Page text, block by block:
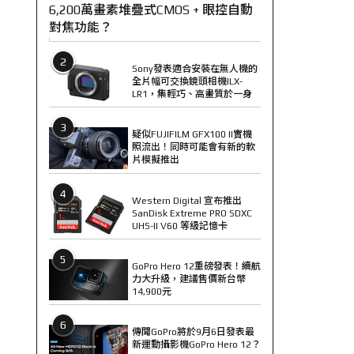
6,200萬畫素堆疊式CMOS + 眼控自動
對焦功能？
2
Sony發表適合安裝在無人機的
全片幅可交換鏡頭相機ILX-
LR1，集輕巧、高畫質於一身
3
疑似FUJIFILM GFX100 II實機
照流出！同時可能會有新的軟
片模擬推出
4
Western Digital 宣布推出
SanDisk Extreme PRO SDXC
UHS-II V60 等級記憶卡
5
GoPro Hero 12重磅發表！續航
力大升級，建議售價新台幣
14,900元
6
傳聞GoPro將於9月6日發表最
新運動攝影機GoPro Hero 12？